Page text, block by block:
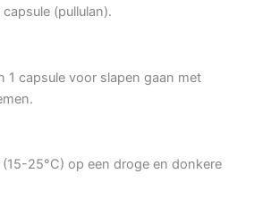
(pullulan).
1 capsule voor slapen gaan met
25°C) op een droge en donkere